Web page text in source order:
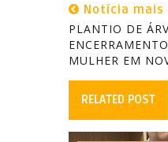
Notícia mais
PLANTIO DE
MULHER EM
RELATED POST